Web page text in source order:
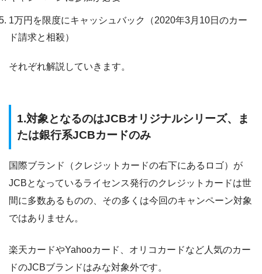
1万円を限度にキャッシュバック（2020年3月10日のカー
ド請求と相殺）
それぞれ解説していきます。
1.対象となるのはJCBオリジナルシリーズ、ま
たは銀行系JCBカードのみ
国際ブランド（クレジットカードの右下にあるロゴ）が
JCBとなっているライセンス発行のクレジットカードは世
間に多数あるものの、 その多くは今回のキャンペーン対象
ではありません。
楽天カードやYahooカード、オリコカードなど人気のカー
ドのJCBブランドはみな対象外です。